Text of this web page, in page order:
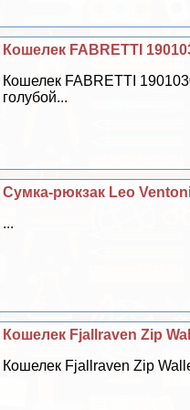
Кошелек FABRETTI
Кошелек FABRETTI
гoлyбой...
Сумка-рюкзак Leo
...
Кошелек Fjallraven Zip
Кошелек Fjallraven Zip